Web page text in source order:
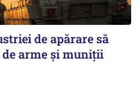
de apărare să
arme și muniții